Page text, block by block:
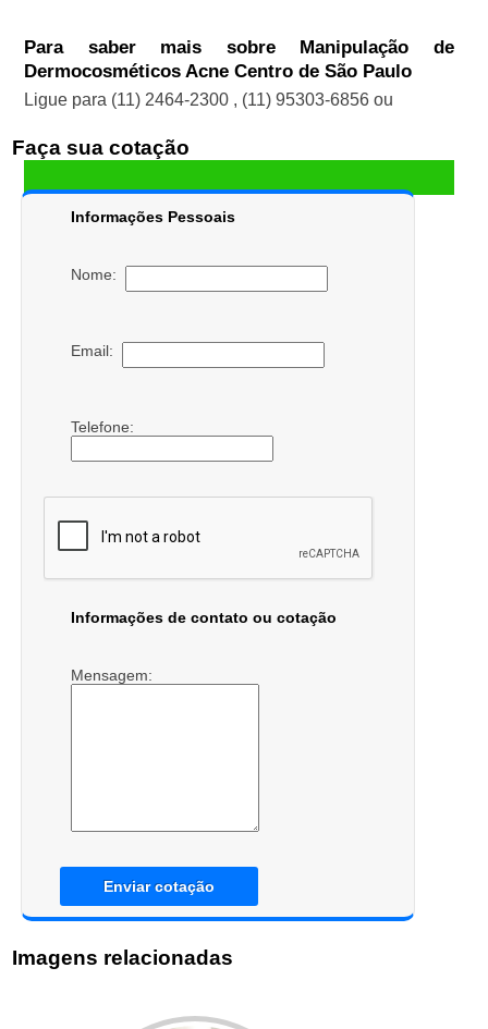
Para saber mais sobre Manipulação de
Dermocosméticos Acne Centro de São Paulo
Ligue para (11) 2464-2300 , (11) 95303-6856 ou
Faça sua cotação
Informações Pessoais
Nome:
Email:
Telefone:
Informações de contato ou cotação
Mensagem:
Enviar cotação
Imagens relacionadas